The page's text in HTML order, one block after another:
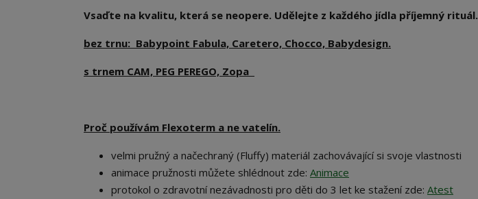
Vsaďte na kvalitu, která se neopere. Udělejte z každého jídla příjemný rituál.
bez trnu: Babypoint Fabula, Caretero, Chocco, Babydesign.
s trnem CAM, PEG PEREGO, Zopa
Proč používám Flexoterm a ne vatelín.
velmi pružný a načechraný (Fluffy) materiál zachovávající si svoje vlastnosti
animace pružnosti můžete shlédnout zde: Animace
protokol o zdravotní nezávadnosti pro děti do 3 let ke stažení zde: Atest